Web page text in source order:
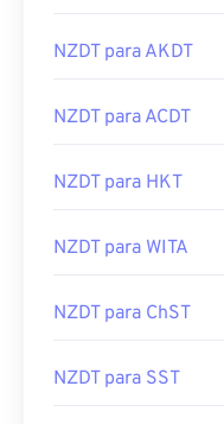
NZDT para AKDT
NZDT para ACDT
NZDT para HKT
NZDT para WITA
NZDT para ChST
NZDT para SST